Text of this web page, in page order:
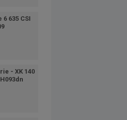
6 635 CSI
- XK 140